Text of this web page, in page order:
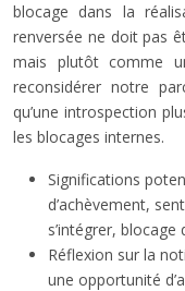
blocage dans la
renversée ne doit pas
mais plutôt comme
reconsidérer notre
qu’une introspection
les blocages internes.
Significations
d’achèvement,
s’intégrer,
Réflexion sur la
une opportunité